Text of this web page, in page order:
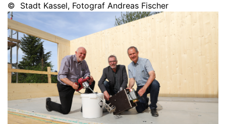
© Stadt Kassel, Fotograf Andreas Fischer